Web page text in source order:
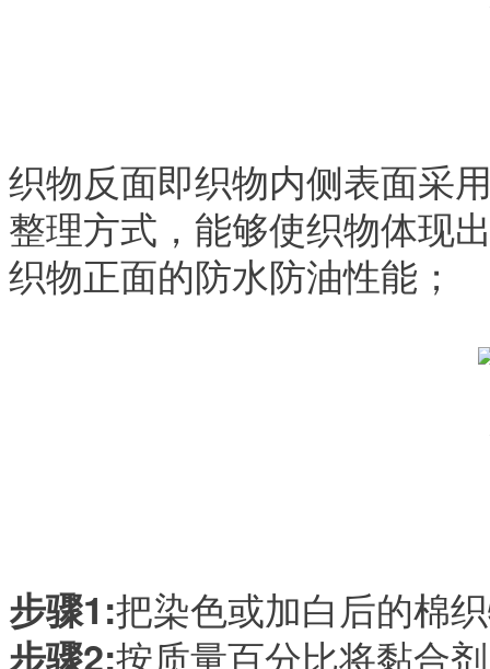
织物反面即织物内侧表面采
整理方式，能够使织物体现
织物正面的防水防油性能；
步骤1:把染色或加白后的棉
步骤2:按质量百分比将黏合